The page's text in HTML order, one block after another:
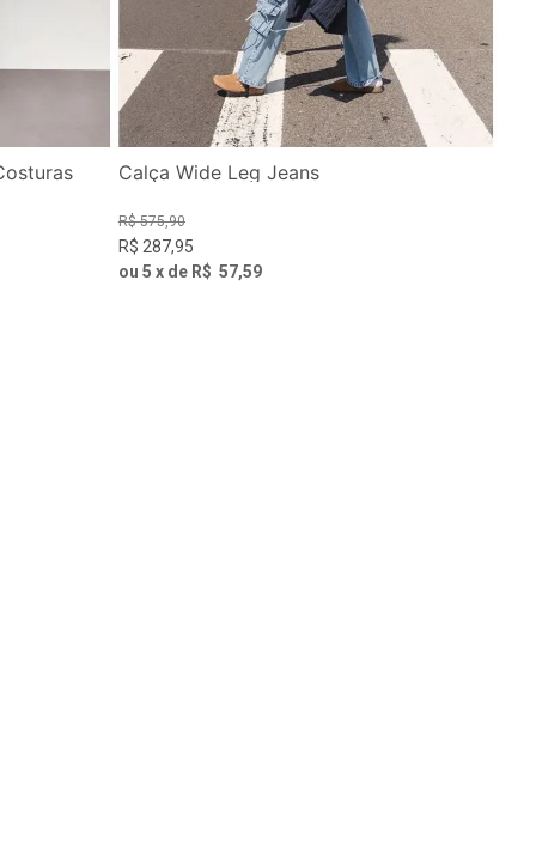
Calça Wide Leg Jeans
R$ 575,90
R$ 287,95
ou 5 x de R$ 57,59